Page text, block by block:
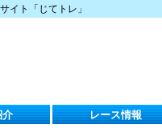
イト「じてトレ」
介 レース情報